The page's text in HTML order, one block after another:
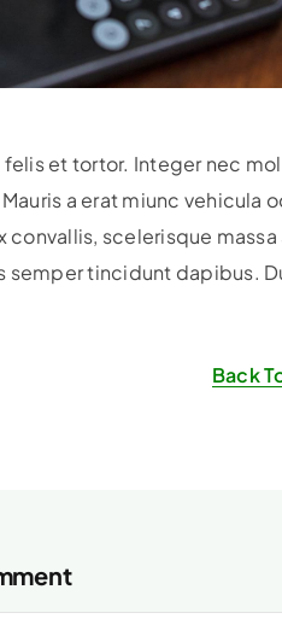
et tortor. Integer nec
a erat miunc vehicula
convallis, scelerisque
semper tincidunt dapibus.
Back